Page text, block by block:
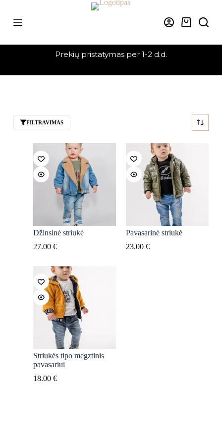
content
Krepšelis
Prekių pristatymas per 1-2 d.d.
FILTRAVIMAS
Džinsinė striukė
27.00 €
Pavasarinė striukė
23.00 €
Striukės tipo megztinis
pavasariui
18.00 €